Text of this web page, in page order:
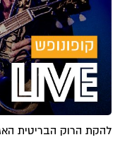
להקת הרוק הבריטית